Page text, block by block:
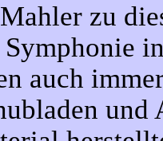
zu
auch
und